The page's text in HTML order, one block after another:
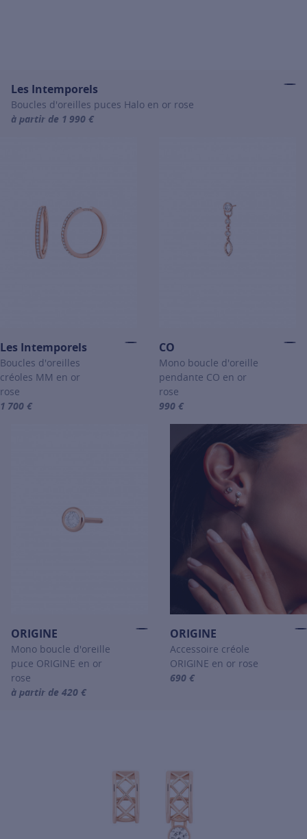
Les Intemporels
Boucles d'oreilles puces Halo en or rose
à partir de 1 990 €
Les Intemporels
Boucles d'oreilles
créoles MM en or
rose
1 700 €
CO
Mono boucle d'oreille
pendante CO en or
rose
990 €
ORIGINE
Mono boucle d'oreille
puce ORIGINE en or
rose
à partir de 420 €
ORIGINE
Accessoire créole
ORIGINE en or rose
690 €